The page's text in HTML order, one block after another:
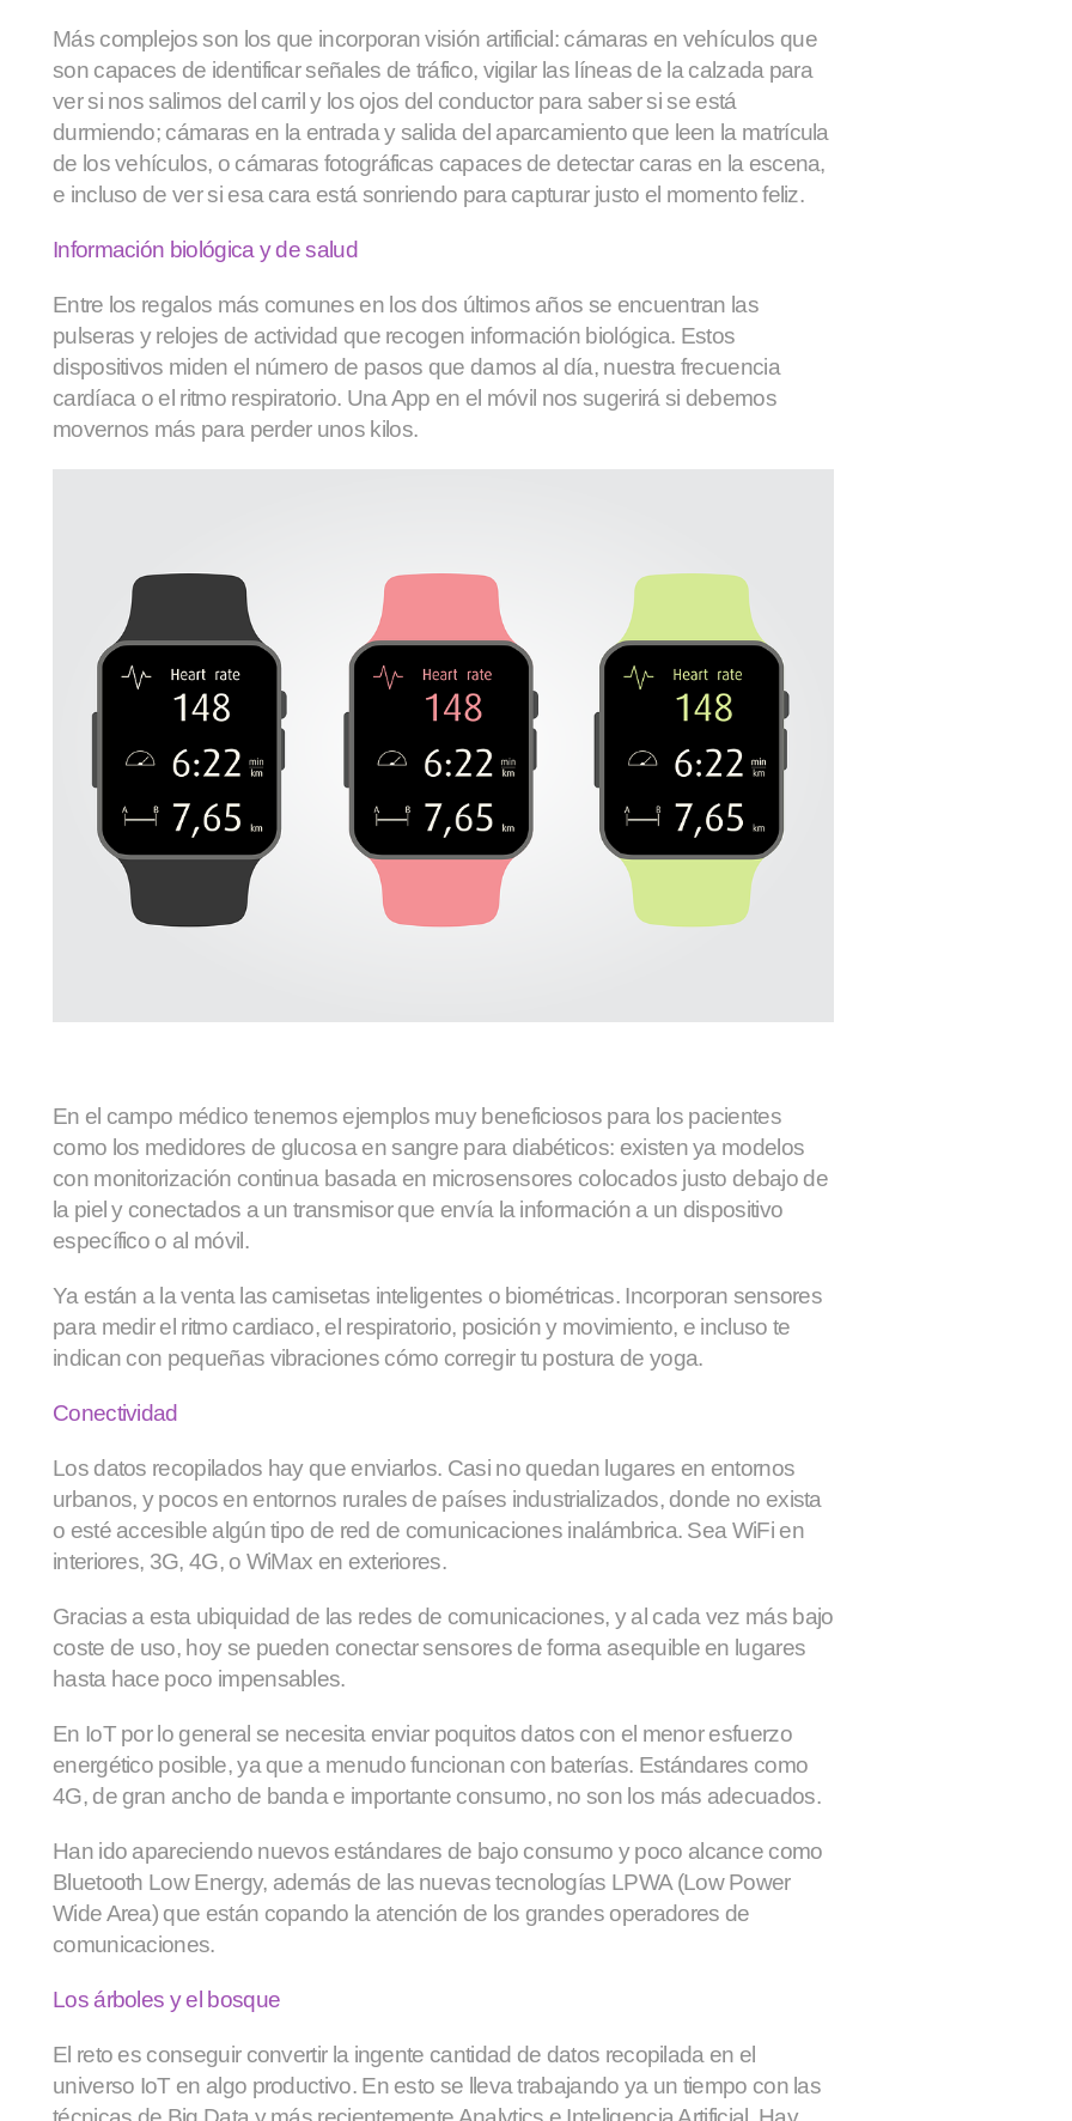
Más complejos son los que incorporanvisión artificial : cámaras en vehículos que
son capaces de identificar señales de tráfico, vigilar las líneas de la calzada para
ver si nos salimos del carril y los ojos del conductor para saber si se está
durmiendo; cámaras en la entrada y salida del aparcamiento que leen la matrícula
de los vehículos, o cámaras fotográficas capaces de detectar caras en la escena,
e incluso de ver si esa cara está sonriendo para capturar justo el momento feliz.
Información biológica y de salud
Entre los regalos más comunes en los dos últimos años se encuentran las
pulseras y relojes de actividad que recogen información biológica. Estos
dispositivos miden el número de pasos que damos al día, nuestra frecuencia
cardíaca o el ritmo respiratorio. Una App en el móvil nos sugerirá si debemos
movernos más para perder unos kilos.
En el campo médico tenemos ejemplos muy beneficiosos para los pacientes
como los medidores de glucosa en sangre para diabéticos: existen ya modelos
con monitorización continua basada en microsensores colocados justo debajo de
la piel y conectados a un transmisor que envía la información a un dispositivo
específico o al móvil.
Ya están a la venta las camisetas inteligentes o biométricas. Incorporan sensores
para medir el ritmo cardiaco, el respiratorio, posición y movimiento, e incluso te
indican con pequeñas vibraciones cómo corregir tu postura de yoga.
Conectividad
Los datos recopilados hay que enviarlos. Casi no quedan lugares en entornos
urbanos, y pocos en entornos rurales de países industrializados, donde no exista
o esté accesible algún tipo de red de comunicaciones inalámbrica. Sea WiFi en
interiores, 3G, 4G, o WiMax en exteriores.
Gracias a esta ubiquidad de las redes de comunicaciones, y al cada vez más bajo
coste de uso, hoy se pueden conectar sensores de forma asequible en lugares
hasta hace poco impensables.
En IoT por lo general se necesita enviar poquitos datos con el menor esfuerzo
energético posible, ya que a menudo funcionan con baterías. Estándares como
4G, de gran ancho de banda e importante consumo, no son los más adecuados.
Han ido apareciendo nuevos estándares de bajo consumo y poco alcance como
Bluetooth Low Energy, además de las nuevas tecnologías LPWA (Low Power
Wide Area) que están copando la atención de los grandes operadores de
comunicaciones.
Los árboles y el bosque
El reto es conseguir convertir la ingente cantidad de datos recopilada en el
universo IoT en algo productivo. En esto se lleva trabajando ya un tiempo con las